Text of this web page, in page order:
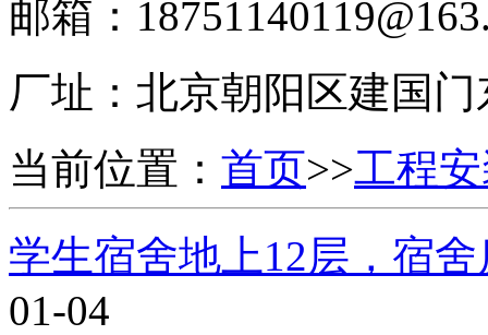
邮箱：
厂址： 北京朝阳区建国门
当前位置： 首页>>工程
学生宿舍地上12层，宿
01-04